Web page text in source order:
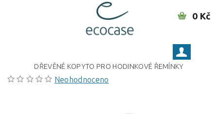
0 Kč
DŘEVĚNÉ KOPYTO PRO HODINKOVÉ ŘEMÍNKY
Neohodnoceno